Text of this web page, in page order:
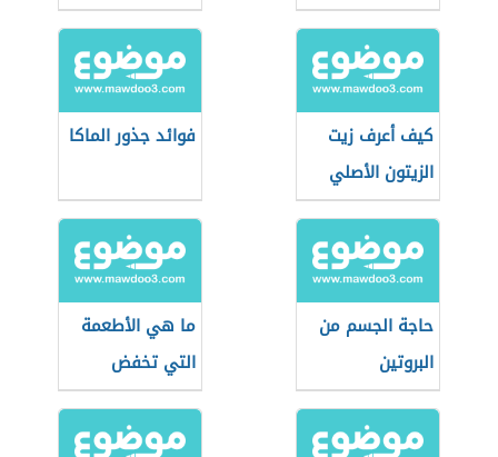
كيف أعرف زيت
الزيتون الأصلي
فوائد جذور الماكا
حاجة الجسم من
البروتين
ما هي الأطعمة
التي تخفض
الكوليسترول